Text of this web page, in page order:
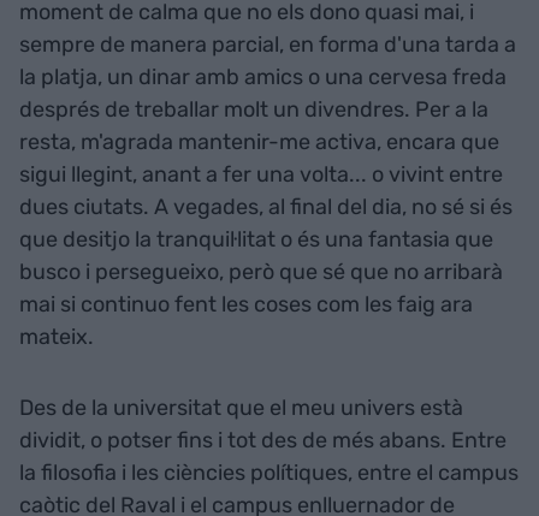
moment de calma que no els dono quasi mai, i
sempre de manera parcial, en forma d'una tarda a
la platja, un dinar amb amics o una cervesa freda
després de treballar molt un divendres. Per a la
resta, m'agrada mantenir-me activa, encara que
sigui llegint, anant a fer una volta... o vivint entre
dues ciutats. A vegades, al final del dia, no sé si és
que desitjo la tranquil·litat o és una fantasia que
busco i persegueixo, però que sé que no arribarà
mai si continuo fent les coses com les faig ara
mateix.
Des de la universitat que el meu univers està
dividit, o potser fins i tot des de més abans. Entre
la filosofia i les ciències polítiques, entre el campus
caòtic del Raval i el campus enlluernador de